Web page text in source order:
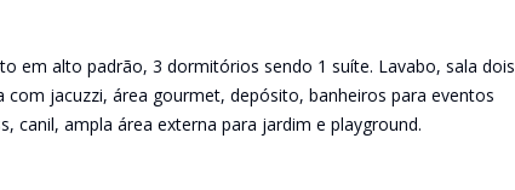
em alto padrão, 3 dormitórios sendo 1 suíte. Lavabo, sala dois
com jacuzzi, área gourmet, depósito, banheiros para eventos
canil, ampla área externa para jardim e playground.